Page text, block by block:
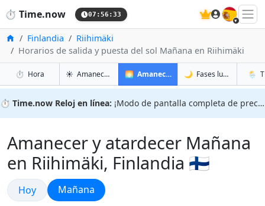
⏱️ Time.now 07:56:34 🇪🇸
InicioFinlandia
Riihimäki
Horarios de salida y puesta del sol Mañana en Riihimäki
⏱️ Horaen Riihimäki
☀️ Amanecer y atardecer en Riihimäki
🌅 Amanecer y atardecer mañana en
🌙 Fases lunares en🌦️
⏱️ Time.now Reloj en línea: ¡Modo de pantalla completa de precisión!
Amanecer y atardecer Mañana
en Riihimäki, Finlandia 🇫🇮
Amanecer y atardecer
Hoy Amanecer y atardecer
Mañana